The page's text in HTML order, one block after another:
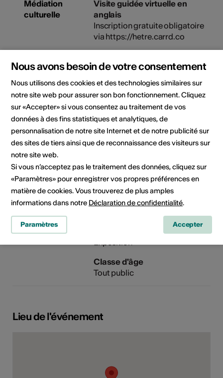
Médiation
culturelle
Visite guidée virtuelle en
anglais
Inscription gratuite obligatoire
via https://hetre.carrd.co
Visite guidée
Commentée par l'artiste
03.10.2025, 14:00 - 15:00
Organisateur
Place du Village 1
Téléphone 0245640153
E-Mail
Site Internet
Domaine
Type d'événement
Classe d'âge
Tout public
Lieu de l'événement
Nous avons besoin de votre consentement
Nous utilisons des cookies et des technologies similaires sur
notre site web pour assurer son bon fonctionnement. Cliquez
sur «Accepter» si vous consentez au traitement de vos
données à des fins statistiques et analytiques, de
personnalisation de notre site Internet et de notre publicité sur
des sites de tiers ainsi que de reconnaissance des visiteurs sur
notre site web.
Si vous n’acceptez pas le traitement des données, cliquez sur
«Paramètres» pour enregistrer vos propres préférences en
matière de cookies. Vous trouverez de plus amples
informations dans notre Déclaration de confidentialité.
Paramètres Accepter